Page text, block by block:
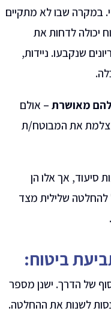
במקרה שבו לא מתקיים
יכולה לדחות את
ל 3/6 הקריטריונים שנקבעו. ניידות,
מאושרת – אולם
את המבוטח/ת
סיעוד, אך אלו הן
להחלטה שלילית מצד
.
ביטוח:
של הדרך. ישנן מספר
לשנות את ההחלטה.